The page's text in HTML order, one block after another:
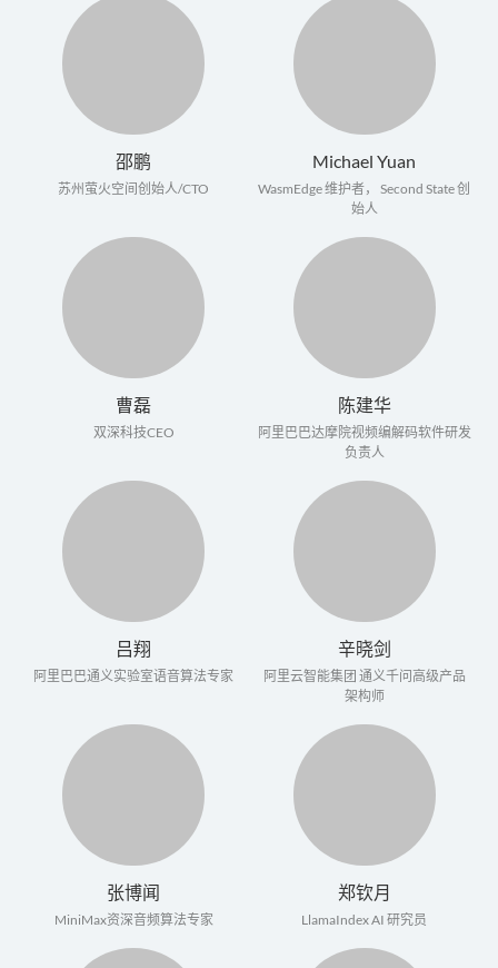
邵鹏
苏州萤火空间创始人/CTO
Michael Yuan
WasmEdge 维护者， Second State 创
始人
曹磊
双深科技CEO
陈建华
阿里巴巴达摩院视频编解码软件研发
负责人
吕翔
阿里巴巴通义实验室语音算法专家
辛晓剑
阿里云智能集团 通义千问高级产品
架构师
张博闻
MiniMax资深音频算法专家
郑钦月
LlamaIndex AI 研究员